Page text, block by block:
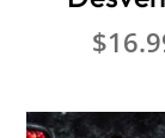
$